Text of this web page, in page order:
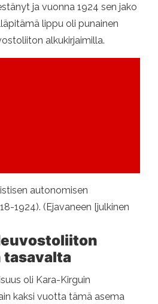
ja vuonna 1924 sen jako
lippu oli punainen
alkukirjaimilla.
autonomisen
1924). (Ejavaneen [julkinen
oli Kara-Kirguin
kaksi vuotta tämä asema